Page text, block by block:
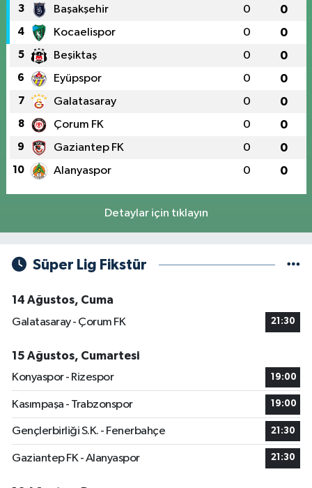
3 Başakşehir 0 0
4 Kocaelispor 0 0
5 Beşiktaş 0 0
6 Eyüpspor 0 0
7 Galatasaray 0 0
8 Çorum FK 0 0
9 Gaziantep FK 0 0
10 Alanyaspor 0 0
Detaylar için tıklayın
Süper Lig Fikstür
14 Ağustos, Cuma
Galatasaray - Çorum FK
21:30
15 Ağustos, Cumartesi
Konyaspor - Rizespor
19:00
Kasımpaşa - Trabzonspor 19:00
Gençlerbirliği S.K. - Fenerbahçe 21:30
Gaziantep FK - Alanyaspor 21:30